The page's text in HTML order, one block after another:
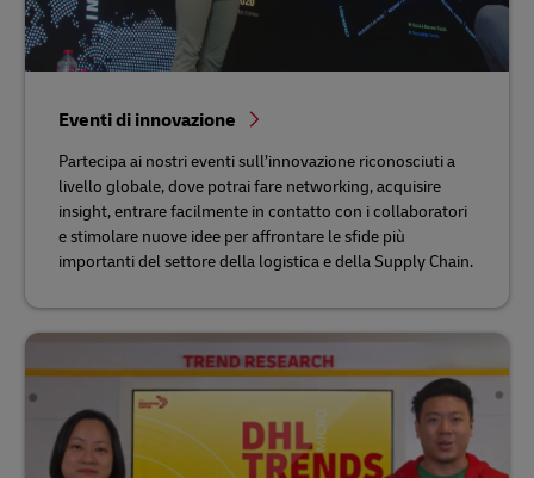
Eventi di innovazione
Partecipa ai nostri eventi sull’innovazione riconosciuti a
livello globale, dove potrai fare networking, acquisire
insight, entrare facilmente in contatto con i collaboratori
e stimolare nuove idee per affrontare le sfide più
importanti del settore della logistica e della Supply Chain.